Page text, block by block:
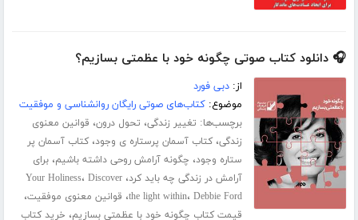
🎧 دانلود کتاب صوتی چگونه خود با عظمتی بسازیم؟
از:دبی فورد
موضوع:کتاب‌های صوتی رایگان روانشناسی و موفقیت
برچسب‌ها: تغییر زندگی، تحول درون، قوانین معنوی
زندگی،کتاب آسمان پرستاره ی وجود،کتاب آسمان پر
ستاره وجود، چگونه آرامش روحی داشته باشیم،برای
آرامش در زندگی چه باید کرد، Your Holiness، Discover
the light within، Debbie Ford ، قوانین معنوی موفقیت،
قیمت کتاب چگونه خود با عظمتی بسازیم، خرید کتاب